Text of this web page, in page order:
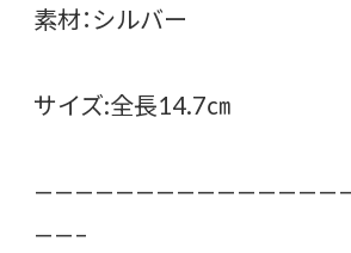
素材：シルバー
サイズ:全長14.7㎝
——–